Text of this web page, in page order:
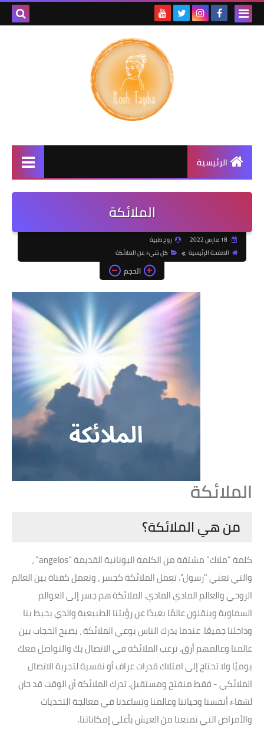
الرئيسية
الملائكة
18 مارس 2022
روح طبية
الصفحة الرئيسية
كل شيء عن الملائكة
الحجم
الملائكة
من هي الملائكة؟
كلمة "ملاك" مشتقة من الكلمة اليونانية القديمة "angelos" ،
والتي تعني "رسول". تعمل الملائكة كجسر ، وتعمل كقناة بين العالم
الروحي والعالم المادي المادي. الملائكة هم جسر إلى العوالم
السماوية وينقلون عالمًا بعيدًا عن رؤيتنا الطبيعية والذي يحيط بنا
وداخلنا جميعًا. عندما يدرك الناس بوعي الملائكة ، يصبح الحجاب بين
عالمنا وعالمهم أرق. ترغب الملائكة في الاتصال بك والتواصل معك
يوميًا ولا تحتاج إلى امتلاك قدرات عراف أو نفسية لتجربة الاتصال
الملائكي - فقط منفتح ومستقبل. تدرك الملائكة أن الوقت قد حان
لشفاء أنفسنا وحياتنا وعالمنا وتساعدنا في معالجة التحديات
والأمراض التي تمنعنا من العيش بأعلى إمكاناتنا.